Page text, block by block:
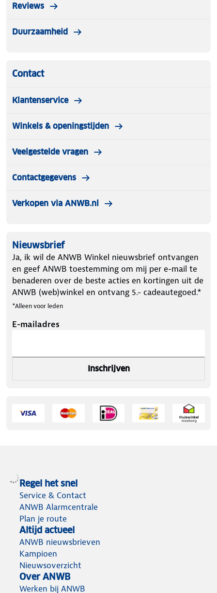
Reviews
Duurzaamheid
Contact
Klantenservice
Winkels & openingstijden
Veelgestelde vragen
Contactgegevens
Verkopen via ANWB.nl
Nieuwsbrief
Ja, ik wil de ANWB Winkel nieuwsbrief ontvangen
en geef ANWB toestemming om mij per e-mail te
benaderen over de beste acties en kortingen uit de
ANWB (web)winkel en ontvang 5.- cadeautegoed.*
*Alleen voor leden
E-mailadres
Inschrijven
Regel het snel
Service & Contact
ANWB Alarmcentrale
Plan je route
Altijd actueel
ANWB nieuwsbrieven
Kampioen
Nieuwsoverzicht
Over ANWB
Werken bij ANWB